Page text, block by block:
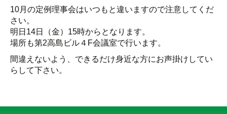
10月の定例理事会はいつもと違いますので注意してくだ
さい。
明日14日（金）15時からとなります。
場所も第2高島ビル４F会議室で行います。
間違えないよう、できるだけ身近な方にお声掛けしてい
らして下さい。